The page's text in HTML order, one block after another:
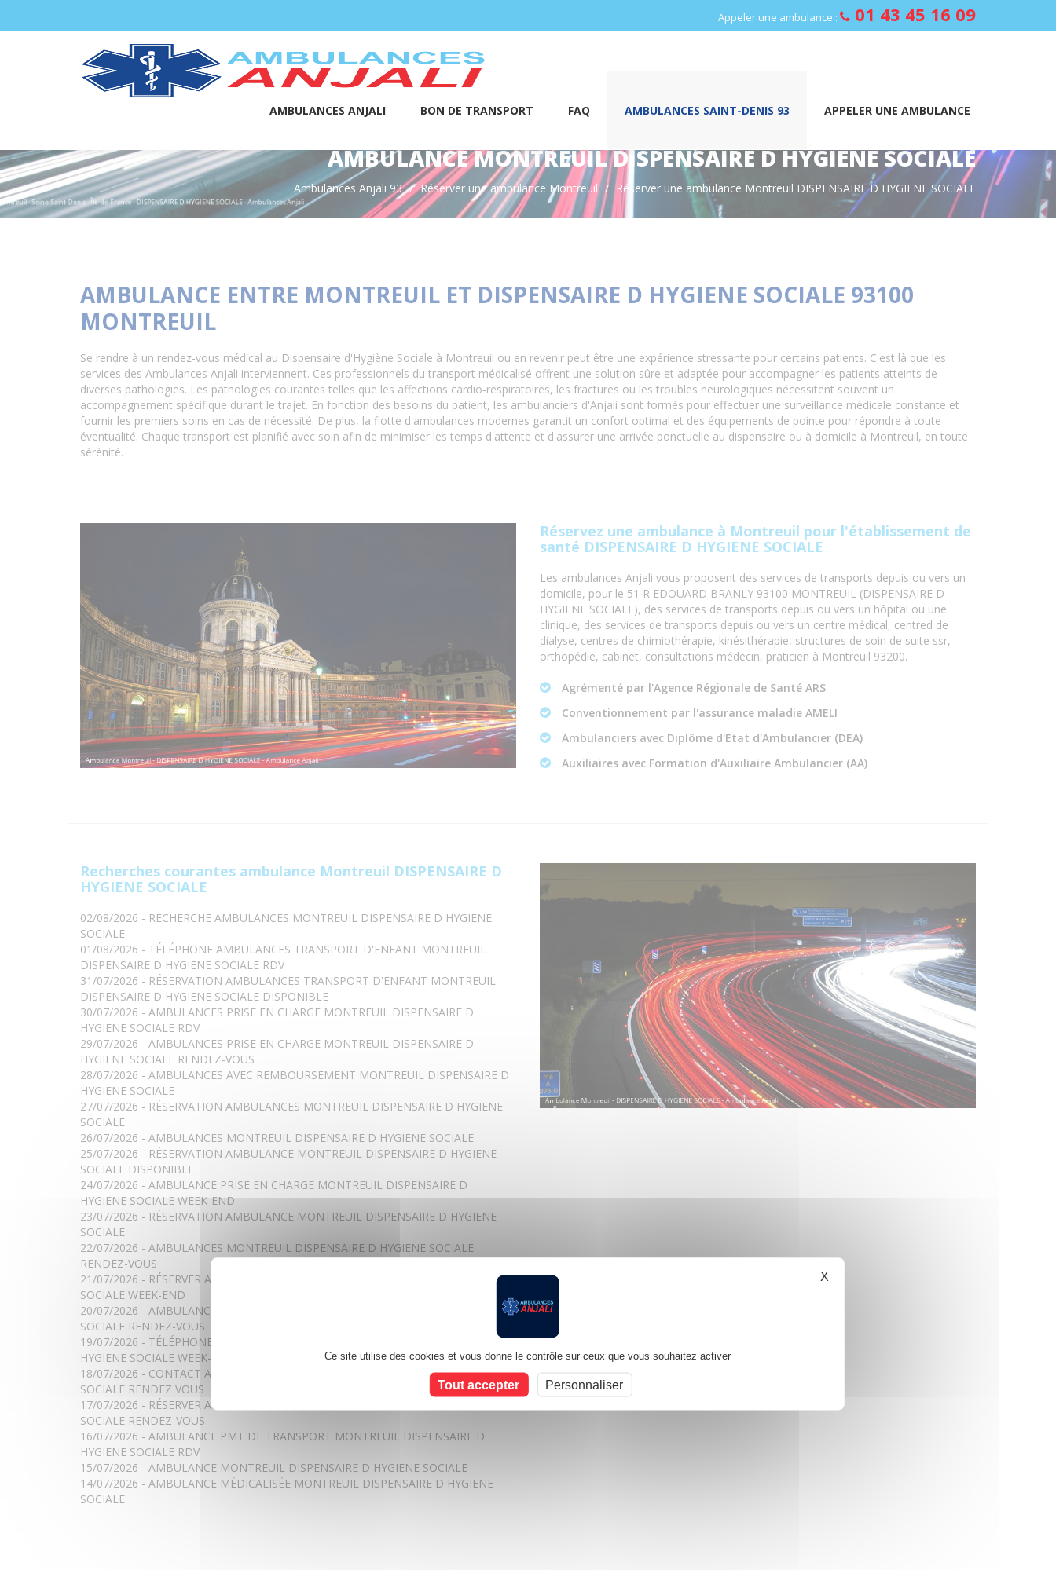
Appeler une ambulance : 01 43 45 16 09
AMBULANCES ANJALI BON DE TRANSPORT FAQ AMBULANCES SAINT-DENIS 93 APPELER UNE AMBULANCE
AMBULANCE MONTREUIL DISPENSAIRE D HYGIENE SOCIALE
Ambulances Anjali 93 Réserver une ambulance Montreuil Réserver une ambulance Montreuil DISPENSAIRE D HYGIENE SOCIALE
AMBULANCE ENTRE MONTREUIL ET DISPENSAIRE D HYGIENE SOCIALE 93100
MONTREUIL
Se rendre à un rendez-vous médical au Dispensaire d'Hygiène Sociale à Montreuil ou en revenir peut être une expérience stressante pour certains patients. C'est là que les
services des Ambulances Anjali interviennent. Ces professionnels du transport médicalisé offrent une solution sûre et adaptée pour accompagner les patients atteints de
diverses pathologies. Les pathologies courantes telles que les affections cardio-respiratoires, les fractures ou les troubles neurologiques nécessitent souvent un
accompagnement spécifique durant le trajet. En fonction des besoins du patient, les ambulanciers d'Anjali sont formés pour effectuer une surveillance médicale constante et
fournir les premiers soins en cas de nécessité. De plus, la flotte d'ambulances modernes garantit un confort optimal et des équipements de pointe pour répondre à toute
éventualité. Chaque transport est planifié avec soin afin de minimiser les temps d'attente et d'assurer une arrivée ponctuelle au dispensaire ou à domicile à Montreuil, en toute
sérénité.
Réservez une ambulance à Montreuil pour l'établissement de
santé DISPENSAIRE D HYGIENE SOCIALE
Les ambulances Anjali vous proposent des services de transports depuis ou vers un
domicile, pour le 51 R EDOUARD BRANLY 93100 MONTREUIL (DISPENSAIRE D
HYGIENE SOCIALE), des services de transports depuis ou vers un hôpital ou une
clinique, des services de transports depuis ou vers un centre médical, centred de
dialyse, centres de chimiothérapie, kinésithérapie, structures de soin de suite ssr,
orthopédie, cabinet, consultations médecin, praticien à Montreuil 93200.
Agrémenté par l'Agence Régionale de Santé ARS
Conventionnement par l'assurance maladie AMELI
Ambulanciers avec Diplôme d'Etat d'Ambulancier (DEA)
Auxiliaires avec Formation d'Auxiliaire Ambulancier (AA)
Recherches courantes ambulance Montreuil DISPENSAIRE D
HYGIENE SOCIALE
02/08/2026 - RECHERCHE AMBULANCES MONTREUIL DISPENSAIRE D HYGIENE
SOCIALE
01/08/2026 - TÉLÉPHONE AMBULANCES TRANSPORT D'ENFANT MONTREUIL
DISPENSAIRE D HYGIENE SOCIALE RDV
31/07/2026 - RÉSERVATION AMBULANCES TRANSPORT D'ENFANT MONTREUIL
DISPENSAIRE D HYGIENE SOCIALE DISPONIBLE
30/07/2026 - AMBULANCES PRISE EN CHARGE MONTREUIL DISPENSAIRE D
HYGIENE SOCIALE RDV
29/07/2026 - AMBULANCES PRISE EN CHARGE MONTREUIL DISPENSAIRE D
HYGIENE SOCIALE RENDEZ-VOUS
28/07/2026 - AMBULANCES AVEC REMBOURSEMENT MONTREUIL DISPENSAIRE D
HYGIENE SOCIALE
27/07/2026 - RÉSERVATION AMBULANCES MONTREUIL DISPENSAIRE D HYGIENE
SOCIALE
26/07/2026 - AMBULANCES MONTREUIL DISPENSAIRE D HYGIENE SOCIALE
25/07/2026 - RÉSERVATION AMBULANCE MONTREUIL DISPENSAIRE D HYGIENE
SOCIALE DISPONIBLE
24/07/2026 - AMBULANCE PRISE EN CHARGE MONTREUIL DISPENSAIRE D
HYGIENE SOCIALE WEEK-END
23/07/2026 - RÉSERVATION AMBULANCE MONTREUIL DISPENSAIRE D HYGIENE
SOCIALE
22/07/2026 - AMBULANCES MONTREUIL DISPENSAIRE D HYGIENE SOCIALE
RENDEZ-VOUS
21/07/2026 - RÉSERVER AMBULANCE MONTREUIL DISPENSAIRE D HYGIENE
SOCIALE WEEK-END
20/07/2026 - AMBULANCE MÉDICALISÉE MONTREUIL DISPENSAIRE D HYGIENE
SOCIALE RENDEZ-VOUS
19/07/2026 - TÉLÉPHONE AMBULANCE PÉDIATRIQUE MONTREUIL DISPENSAIRE D
HYGIENE SOCIALE WEEK-END
18/07/2026 - CONTACT AMBULANCE MONTREUIL DISPENSAIRE D HYGIENE
SOCIALE RENDEZ VOUS
17/07/2026 - RÉSERVER AMBULANCE MONTREUIL DISPENSAIRE D HYGIENE
SOCIALE RENDEZ-VOUS
16/07/2026 - AMBULANCE PMT DE TRANSPORT MONTREUIL DISPENSAIRE D
HYGIENE SOCIALE RDV
15/07/2026 - AMBULANCE MONTREUIL DISPENSAIRE D HYGIENE SOCIALE
14/07/2026 - AMBULANCE MÉDICALISÉE MONTREUIL DISPENSAIRE D HYGIENE
SOCIALE
Ce site utilise des cookies et vous donne le contrôle sur ceux que vous souhaitez activer
Tout accepter Personnaliser
X